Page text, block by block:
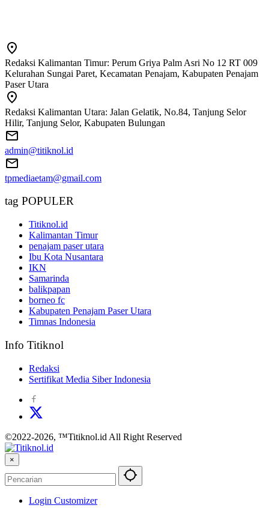
Redaksi Kalimantan Timur: Perum Griya Palm Asri No 12 RT 009
Kelurahan Sungai Paret, Kecamatan Penajam, Kabupaten Penajam
Paser Utara
Redaksi Kalimantan Utara: Jalan Gelatik, No.84, Tanjung Selor
Hilir, Tanjung Selor, Kabupaten Bulungan
admin@titiknol.id
tpmediaetam@gmail.com
tag POPULER
Titiknol.id
Kalimantan Timur
penajam paser utara
Ibu Kota Nusantara
IKN
Samarinda
balikpapan
borneo fc
Kabupaten Penajam Paser Utara
Timnas Indonesia
Info Titiknol
Redaksi
Sertifikat Media Siber Indonesia
©2022-2026, ™Titiknol.id All Right Reserved
×
Login Customizer